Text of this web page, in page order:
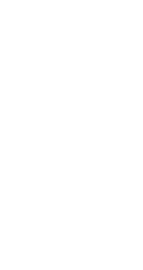
vitesse limitée à
dans la ville